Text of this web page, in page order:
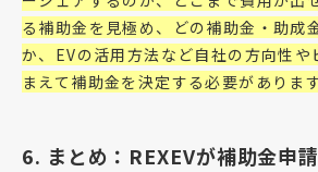
る補助金を見極め、どの補助金・助成
か、EVの活用方法など自社の方向性や
まえて補助金を決定する必要があります
6. まとめ：REXEVが補助金申